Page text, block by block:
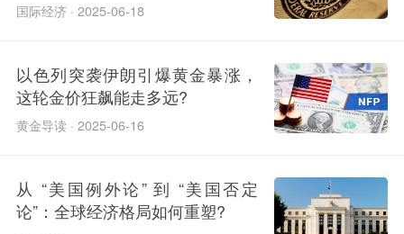
国际经济 · 2025-06-18
以色列突袭伊朗引爆黄金暴涨，
这轮金价狂飙能走多远?
黄金导读 · 2025-06-16
从 “美国例外论” 到 “美国否定
论”：全球经济格局如何重塑?